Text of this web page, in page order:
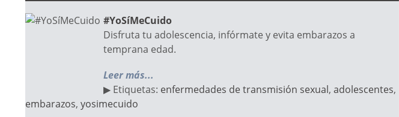
#YoSíMeCuido
Disfruta tu adolescencia, infórmate y evita embarazos a
temprana edad.
Leer más...
▶ Etiquetas: enfermedades de transmisión sexual, adolescentes,
embarazos, yosimecuido